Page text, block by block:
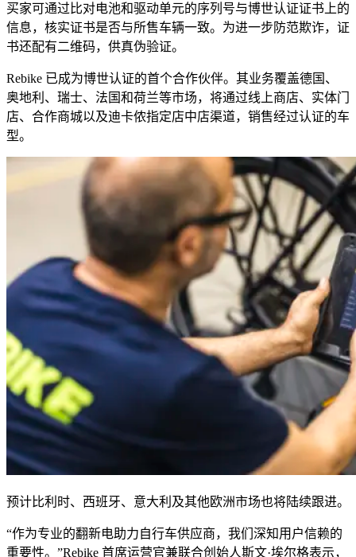
买家可通过比对电池和驱动单元的序列号与博世认证证书上的
信息，核实证书是否与所售车辆一致。为进一步防范欺诈，证
书还配有二维码，供真伪验证。
Rebike 已成为博世认证的首个合作伙伴。其业务覆盖德国、
奥地利、瑞士、法国和荷兰等市场，将通过线上商店、实体门
店、合作商城以及迪卡侬指定店中店渠道，销售经过认证的车
型。
预计比利时、西班牙、意大利及其他欧洲市场也将陆续跟进。
“作为专业的翻新电助力自行车供应商，我们深知用户信赖的
重要性。”Rebike 首席运营官兼联合创始人斯文·埃尔格表示，